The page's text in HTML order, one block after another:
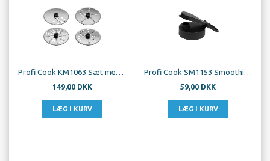
Profi Cook KM1063 Sæt med 4 Diske
149,00 DKK
Profi Cook SM1153 Smoothie Låg
59,00 DKK